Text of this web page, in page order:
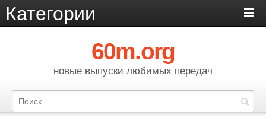
Категории
60m.org
новые выпуски любимых передач